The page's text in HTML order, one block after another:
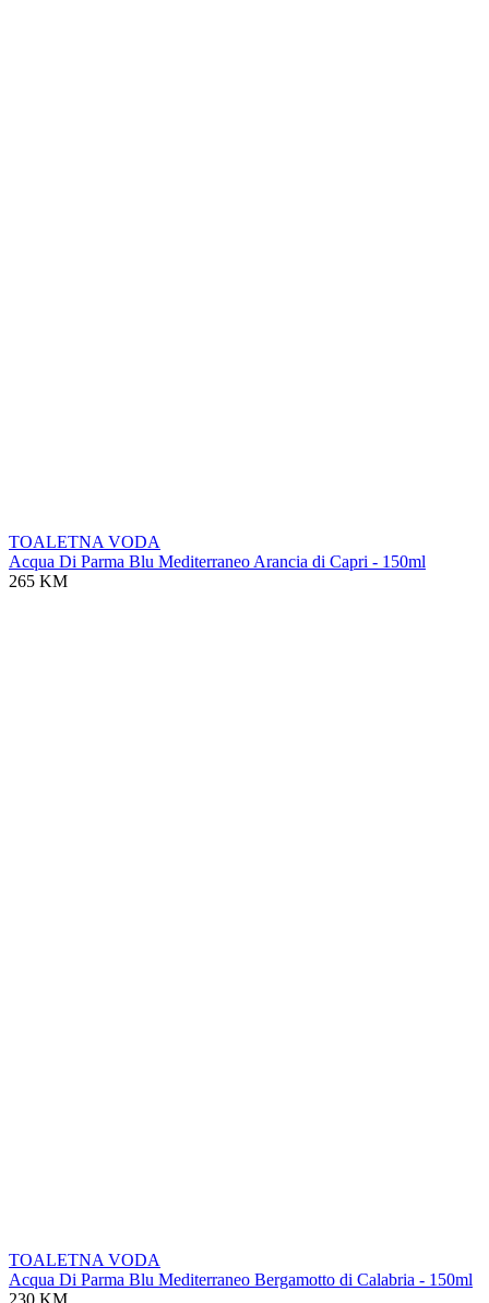
TOALETNA VODA
Acqua Di Parma Blu Mediterraneo Arancia di Capri - 150ml
265 KM
TOALETNA VODA
Acqua Di Parma Blu Mediterraneo Bergamotto di Calabria - 150ml
230 KM